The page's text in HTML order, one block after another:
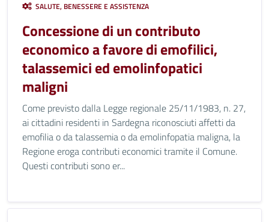
SALUTE, BENESSERE E ASSISTENZA
Concessione di un contributo
economico a favore di emofilici,
talassemici ed emolinfopatici
maligni
Come previsto dalla Legge regionale 25/11/1983, n. 27,
ai cittadini residenti in Sardegna riconosciuti affetti da
emofilia o da talassemia o da emolinfopatia maligna, la
Regione eroga contributi economici tramite il Comune.
Questi contributi sono er...